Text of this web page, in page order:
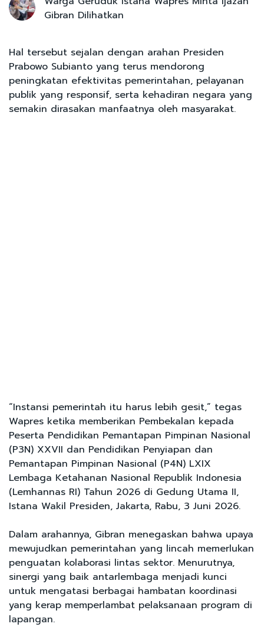
Gibran Dilihatkan
Hal tersebut sejalan dengan arahan Presiden
Prabowo Subianto yang terus mendorong
peningkatan efektivitas pemerintahan, pelayanan
publik yang responsif, serta kehadiran negara yang
semakin dirasakan manfaatnya oleh masyarakat.
“Instansi pemerintah itu harus lebih gesit,” tegas
Wapres ketika memberikan Pembekalan kepada
Peserta Pendidikan Pemantapan Pimpinan Nasional
(P3N) XXVII dan Pendidikan Penyiapan dan
Pemantapan Pimpinan Nasional (P4N) LXIX
Lembaga Ketahanan Nasional Republik Indonesia
(Lemhannas RI) Tahun 2026 di Gedung Utama II,
Istana Wakil Presiden, Jakarta, Rabu, 3 Juni 2026.
Dalam arahannya, Gibran menegaskan bahwa upaya
mewujudkan pemerintahan yang lincah memerlukan
penguatan kolaborasi lintas sektor. Menurutnya,
sinergi yang baik antarlembaga menjadi kunci
untuk mengatasi berbagai hambatan koordinasi
yang kerap memperlambat pelaksanaan program di
lapangan.